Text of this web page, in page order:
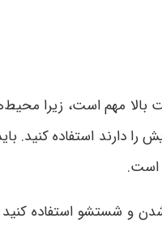
بالا مهم است، زیرا
را دارند استفاده کنید.
است.
و شستشو استفاده کنید